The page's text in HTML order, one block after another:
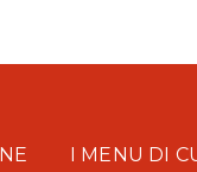
I MENU DI